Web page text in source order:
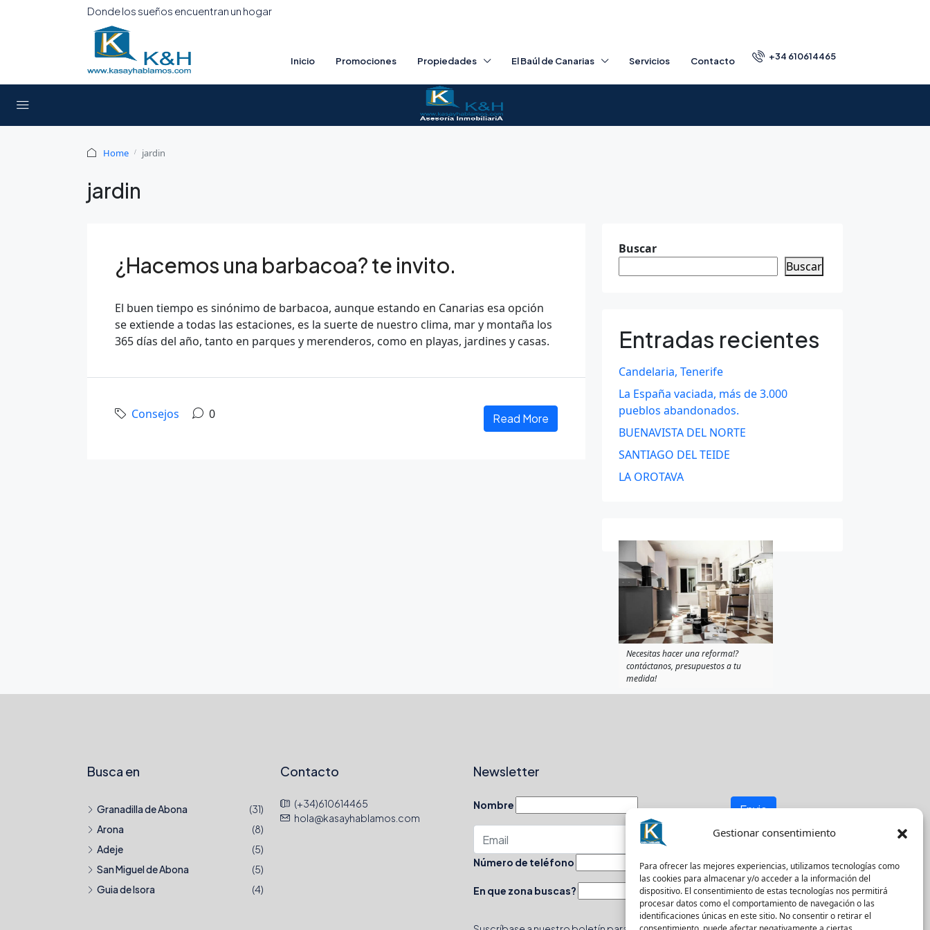
Gestionar consentimiento
Para ofrecer las mejores experiencias, utilizamos tecnologías como
las cookies para almacenar y/o acceder a la información del
dispositivo. El consentimiento de estas tecnologías nos permitirá
procesar datos como el comportamiento de navegación o las
identificaciones únicas en este sitio. No consentir o retirar el
Donde los sueños encuentran un hogar
Inicio Promociones Propiedades El Baúl de Canarias Servicios Contacto +34 610614465
Home jardin
jardin
¿Hacemos una barbacoa? te invito.
El buen tiempo es sinónimo de barbacoa, aunque estando en Canarias esa opción
se extiende a todas las estaciones, es la suerte de nuestro clima, mar y montaña los
365 días del año, tanto en parques y merenderos, como en playas, jardines y casas.
Consejos 0 Read More
Buscar
Buscar
Entradas recientes
Candelaria, Tenerife
La España vaciada, más de 3.000
pueblos abandonados.
BUENAVISTA DEL NORTE
SANTIAGO DEL TEIDE
LA OROTAVA
Necesitas hacer una reforma!?
contáctanos, presupuestos a tu
medida!
Busca en
Granadilla de Abona
(31)
Arona
(8)
Adeje
(5)
San Miguel de Abona
(5)
Guia de Isora
(4)
Contacto
(+34)610614465
hola@kasayhablamos.com
Newsletter
Nombre
Número de teléfono
En que zona buscas?
Envio